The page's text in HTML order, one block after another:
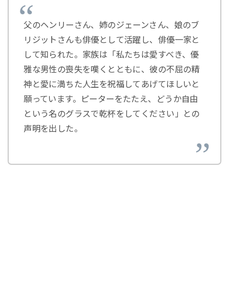
父のヘンリーさん、姉のジェーンさん、娘のブ
リジットさんも俳優として活躍し、俳優一家と
して知られた。家族は「私たちは愛すべき、優
雅な男性の喪失を嘆くとともに、彼の不屈の精
神と愛に満ちた人生を祝福してあげてほしいと
願っています。ピーターをたたえ、どうか自由
という名のグラスで乾杯をしてください」との
声明を出した。